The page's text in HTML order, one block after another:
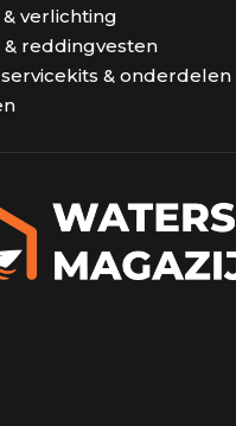
verlichting
& reddingvesten
& onderdelen